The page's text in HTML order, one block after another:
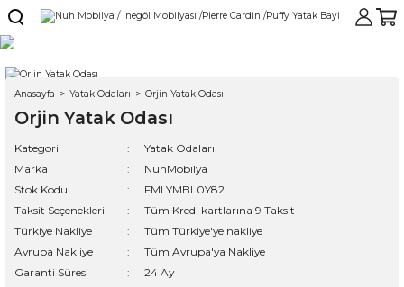
Anasayfa Yatak Odaları Orjin Yatak Odası
Orjin Yatak Odası
Kategori
Yatak Odaları
Marka
NuhMobilya
Stok Kodu
FMLYMBL0Y82
Taksit Seçenekleri
Tüm Kredi kartlarına 9 Taksit
Türkiye Nakliye
Tüm Türkiye'ye nakliye
Avrupa Nakliye
Tüm Avrupa'ya Nakliye
Garanti Süresi
24 Ay